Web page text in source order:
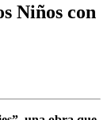
Niños con